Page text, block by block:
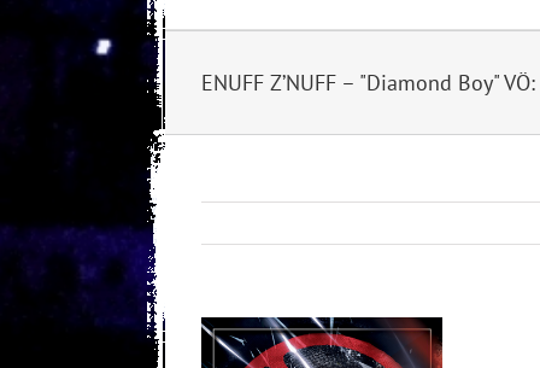
ENUFF Z’NUFF – "Diamond Boy"
View
Larger